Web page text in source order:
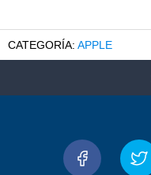
APPLE